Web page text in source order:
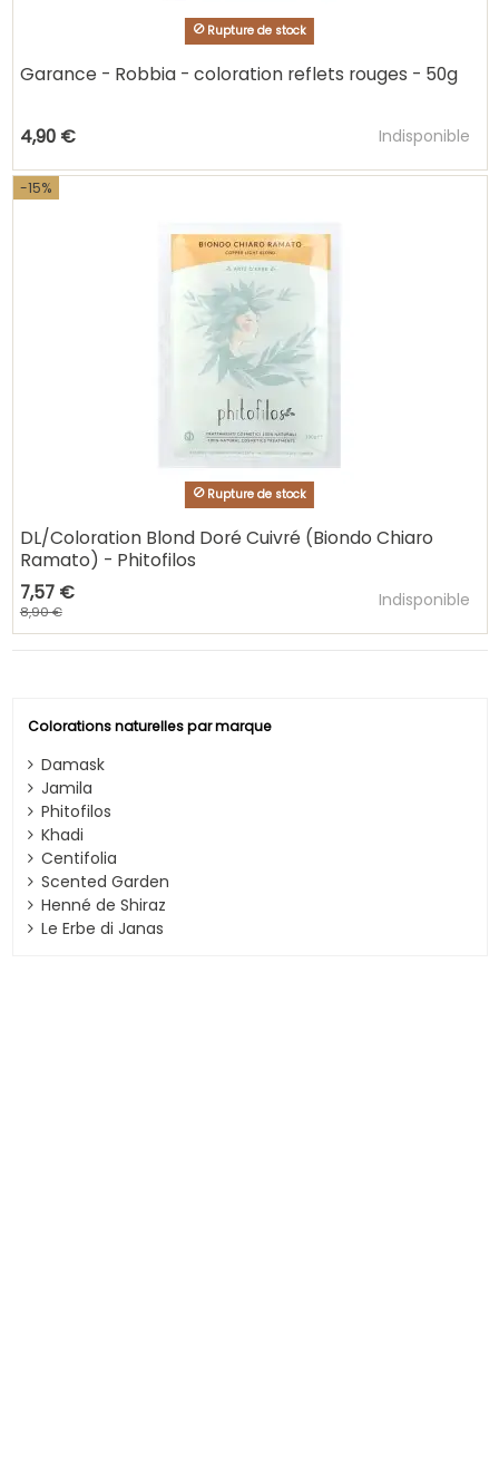
Rupture de stock
Garance - Robbia - coloration reflets rouges - 50g
4,90 € Indisponible
Ajouter au
-15%
Rupture de stock
DL/Coloration Blond Doré Cuivré (Biondo Chiaro
Ramato) - Phitofilos
7,57 €
8,90 €
Indisponible
Ajouter au
Colorations naturelles par marque
Damask
Jamila
Phitofilos
Khadi
Centifolia
Scented Garden
Henné de Shiraz
Le Erbe di Janas